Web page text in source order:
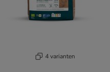
4 varianten